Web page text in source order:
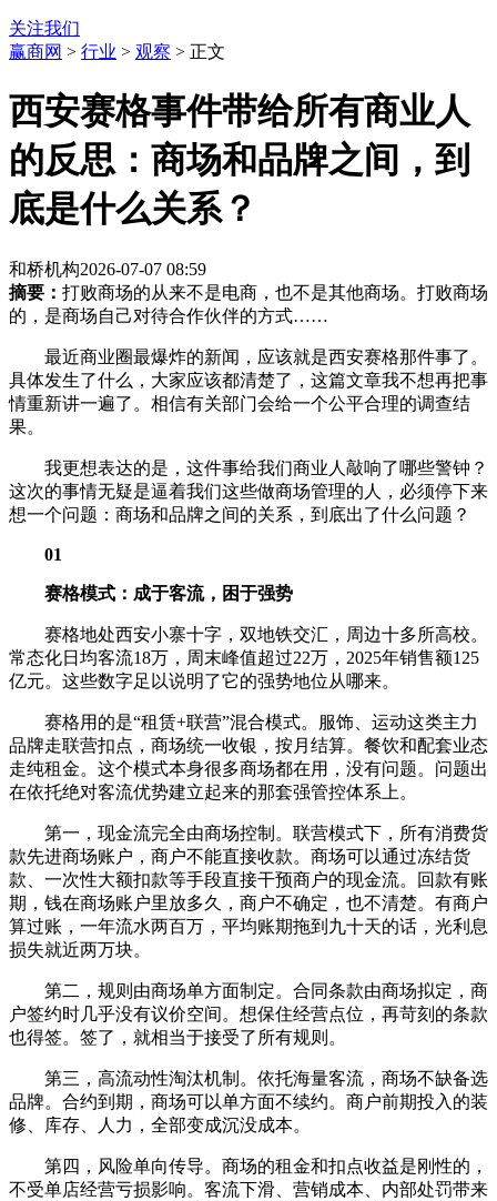
关注我们
赢商网 > 行业 > 观察 > 正文
西安赛格事件带给所有商业人
的反思：商场和品牌之间，到
底是什么关系？
和桥机构2026-07-07 08:59
摘要： 打败商场的从来不是电商，也不是其他商场。打败商场
的，是商场自己对待合作伙伴的方式……
最近商业圈最爆炸的新闻，应该就是西安赛格那件事了。
具体发生了什么，大家应该都清楚了，这篇文章我不想再把事
情重新讲一遍了。相信有关部门会给一个公平合理的调查结
果。
我更想表达的是，这件事给我们商业人敲响了哪些警钟？
这次的事情无疑是逼着我们这些做商场管理的人，必须停下来
想一个问题：商场和品牌之间的关系，到底出了什么问题？
01
赛格模式：成于客流，困于强势
赛格地处西安小寨十字，双地铁交汇，周边十多所高校。
常态化日均客流18万，周末峰值超过22万，2025年销售额125
亿元。这些数字足以说明了它的强势地位从哪来。
赛格用的是“租赁+联营”混合模式。服饰、运动这类主力
品牌走联营扣点，商场统一收银，按月结算。餐饮和配套业态
走纯租金。这个模式本身很多商场都在用，没有问题。问题出
在依托绝对客流优势建立起来的那套强管控体系上。
第一，现金流完全由商场控制。联营模式下，所有消费货
款先进商场账户，商户不能直接收款。商场可以通过冻结货
款、一次性大额扣款等手段直接干预商户的现金流。回款有账
期，钱在商场账户里放多久，商户不确定，也不清楚。有商户
算过账，一年流水两百万，平均账期拖到九十天的话，光利息
损失就近两万块。
第二，规则由商场单方面制定。合同条款由商场拟定，商
户签约时几乎没有议价空间。想保住经营点位，再苛刻的条款
也得签。签了，就相当于接受了所有规则。
第三，高流动性淘汰机制。依托海量客流，商场不缺备选
品牌。合约到期，商场可以单方面不续约。商户前期投入的装
修、库存、人力，全部变成沉没成本。
第四，风险单向传导。商场的租金和扣点收益是刚性的，
不受单店经营亏损影响。客流下滑、营销成本、内部处罚带来